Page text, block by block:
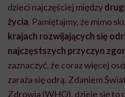
dzieci najczęściej między
życia. Pamiętajmy, że mimo
krajach rozwijających się
najczęstszych przyczyn
zaznaczyć, że coraz więcej
zaraża się odrą. Zdaniem
Zdrowia (WHO), dzieje się to